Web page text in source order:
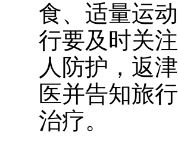
食、适量运
行要及时关
人防护，返
医并告知旅
治疗。